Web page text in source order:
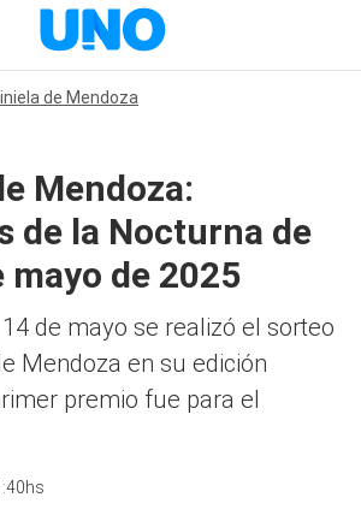
de Mendoza
Mendoza:
de la Nocturna de
mayo de 2025
de mayo se realizó el sorteo
Mendoza en su edición
premio fue para el